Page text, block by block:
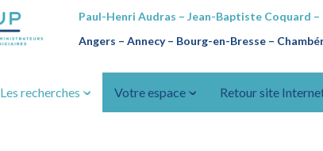
Paul-Henri Audras – Jean-Baptiste Coquard
Angers – Annecy– Bourg-en-Bresse –
Les recherches Votre espace Retour site